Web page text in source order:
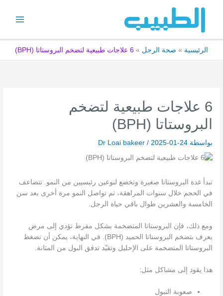
الرئيسية صحة الرجل 6 علاجات طبيعية لتضخم البروستاتا (BPH)
6 علاجات طبيعية لتضخم
البروستاتا (BPH)
بواسطة Dr Loai bakeer / 2025-01-24
تبدأ غدة البروستاتا صغيرة وتخضع لنوعين رئيسيين من النمو. تتضاعف
في الحجم خلال سنوات المراهقة، ثم تواصل النمو مرة أخرى بعد سن
الخامسة والعشرين طوال باقي حياة الرجل.
ومع ذلك، فإن البروستاتا المتضخمة بشكل مفرط تؤدي إلى مرض
يعرف بتضخم البروستاتا الحميد (BPH). في النهاية، يمكن أن تضغط
البروستاتا المتضخمة على الإحليل وتقيّد تدفق البول من المثانة.
هذا يقود إلى مشاكل مثل:
صعوبة التبول